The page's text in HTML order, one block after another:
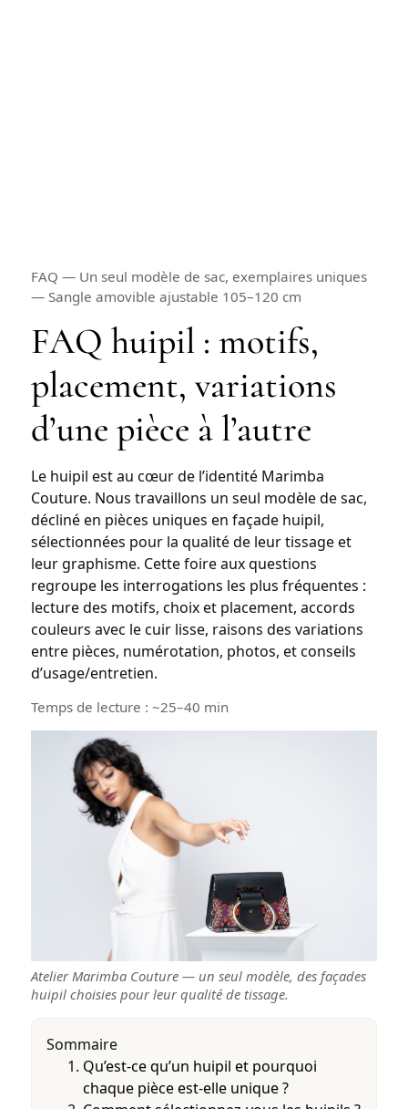
FAQ — Un seul modèle de sac, exemplaires uniques
— Sangle amovible ajustable 105–120 cm
FAQ huipil : motifs,
placement, variations
d’une pièce à l’autre
Le huipil est au cœur de l’identité Marimba
Couture. Nous travaillons un seul modèlede sac,
décliné en pièces uniques en façade huipil,
sélectionnées pour la qualité de leur tissageet
leur graphisme. Cette foire aux questions
regroupe les interrogations les plus fréquentes :
lecture des motifs, choix et placement, accords
couleurs avec le cuir lisse, raisons des variations
entre pièces, numérotation, photos, et conseils
d’usage/entretien.
Temps de lecture : ~25–40 min
Atelier Marimba Couture — un seul modèle, des façades
huipil choisies pour leur qualité de tissage.
Sommaire
Qu’est-ce qu’un huipil et pourquoi
chaque pièce est-elle unique ?